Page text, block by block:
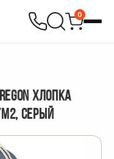
0
ХЛОПКА
СЕРЫЙ